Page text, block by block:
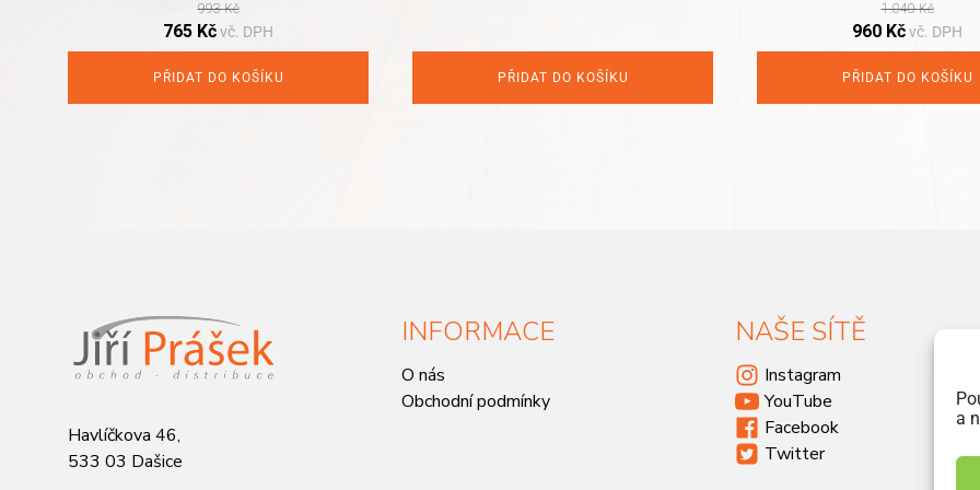
a
993Kč
Original
was:
993 Kč.
765 KčCurrent
765 Kč.
vč. DPH
PŘIDAT DO KOŠÍKU PŘIDAT DO KOŠÍKU
1.040Kč
Original
was:
1.040 Kč.
960 KčCurrent
960 Kč.
vč. DPH
PŘIDAT DO KOŠÍKU
Havlíčkova 46,
533 03 Dašice
INFORMACE
O nás
Obchodní podmínky
NAŠE SÍTĚ
Instagram
YouTube
Facebook
Twitter